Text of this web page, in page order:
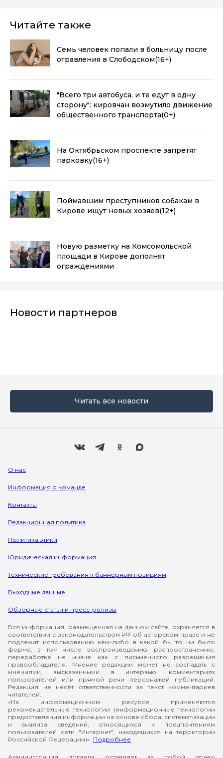
Читайте также
Семь человек попали в больницу после
отравления в Слободском(16+)
"Всего три автобуса, и те едут в одну
сторону": кировчан возмутило движение
общественного транспорта(0+)
На Октябрьском проспекте запретят
парковку(16+)
Поймавшим преступников собакам в
Кирове ищут новых хозяев(12+)
Новую разметку на Комсомольской
площади в Кирове дополнят
ограждениями
Новости партнеров
Читать все новости
О нас
Информация о команде
Контакты
Редакционная политика
Политика этики
Юридическая информация
Технические требования к баннерным позициям
Выходные данные
Обзорные статьи и пресс-релизы
Вся информация, размещенная на данном сайте, охраняется в
соответствии с законодательством РФ об авторском праве и не
подлежит использованию кем-либо в какой бы то ни было
форме, в том числе воспроизведению, распространению,
переработке не иначе как с письменного разрешения
правообладателя. Мнение редакции может не совпадать с
мнениями, высказанными в интервью, комментариях
пользователей или прямой речи персонажей публикаций.
Редакция не несёт ответственности за текст комментариев
читателей.
«На информационном ресурсе применяются
рекомендательные технологии (информационные технологии
предоставления информации на основе сбора, систематизации
и анализа сведений, относящихся к предпочтениям
пользователей сети "Интернет", находящихся на территории
Российской Федерации)». Подробнее